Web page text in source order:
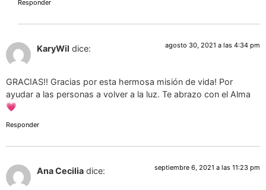
Responder
KaryWil dice: agosto 30, 2021 a las 4:34 pm
GRACIAS!! Gracias por esta hermosa misión de vida! Por
ayudar a las personas a volver a la luz. Te abrazo con el Alma
💗
Responder
Ana Cecilia dice: septiembre 6, 2021 a las 11:23 pm